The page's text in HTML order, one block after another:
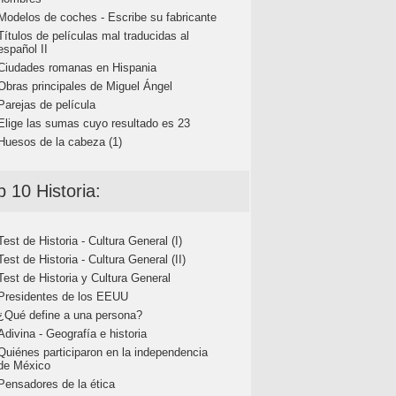
de coches - Escribe su fabricante
de películas mal traducidas al
II
romanas en Hispania
principales de Miguel Ángel
de película
las sumas cuyo resultado es 23
de la cabeza (1)
10 Historia:
de Historia - Cultura General (I)
de Historia - Cultura General (II)
de Historia y Cultura General
de los EEUU
define a una persona?
- Geografía e historia
participaron en la independencia
México
de la ética